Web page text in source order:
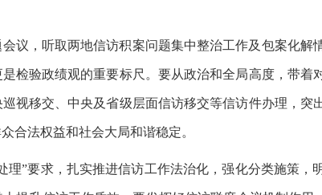
议，听取两地信访积案问题集中整治工作及包案化解
检验政绩观的重要标尺。要从政治和全局高度，带着
视移交、中央及省级层面信访移交等信访件办理，突
合法权益和社会大局和谐稳定。
理”要求，扎实推进信访工作法治化，强化分类施策